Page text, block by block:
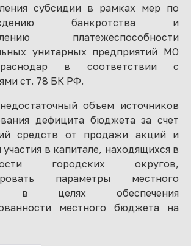
субсидии в рамках мер по
банкротства и
платежеспособности
унитарных предприятий МО
в соответствии с
ст. 78 БК РФ.
объем источников
дефицита бюджета за счет
средств от продажи акций и
в капитале, находящихся в
городских округов,
параметры местного
в целях обеспечения
местного бюджета на